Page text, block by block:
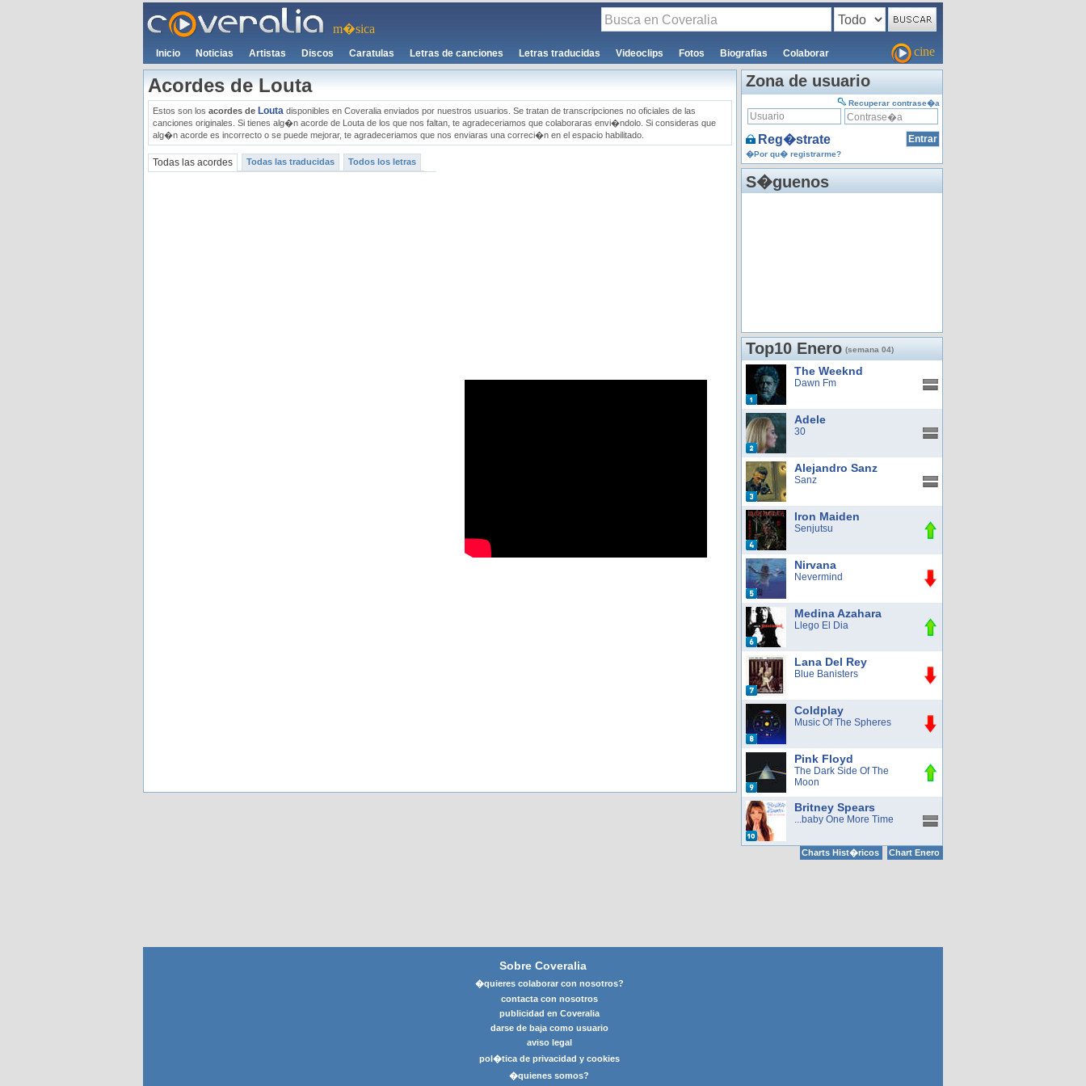
m�sica
Inicio Noticias Artistas Discos Caratulas Letras de canciones Letras traducidas Videoclips Fotos Biografias Colaborar cine
Acordes de Louta
Estos son los acordes de Louta disponibles en Coveralia enviados por nuestros usuarios. Se tratan de transcripciones no oficiales de las
canciones originales. Si tienes alg�n acorde de Louta de los que nos faltan, te agradeceriamos que colaboraras envi�ndolo. Si consideras que
alg�n acorde es incorrecto o se puede mejorar, te agradeceriamos que nos enviaras una correci�n en el espacio habilitado.
Todas las acordes Todas las traducidas Todos los letras
Zona de usuario
Recuperar contrase�a
Reg�strate
�Por qu� registrarme?
S�guenos
Top10 Enero (semana 04)
The Weeknd
Dawn Fm
Adele
30
Alejandro Sanz
Sanz
Iron Maiden
Senjutsu
Nirvana
Nevermind
Medina Azahara
Llego El Dia
Lana Del Rey
Blue Banisters
Coldplay
Music Of The Spheres
Pink Floyd
The Dark Side Of The
Moon
Britney Spears
...baby One More Time
Charts Hist�ricos Chart Enero
Sobre Coveralia
�quieres colaborar con nosotros?
contacta con nosotros
publicidad en Coveralia
darse de baja como usuario
aviso legal
pol�tica de privacidad y cookies
�quienes somos?